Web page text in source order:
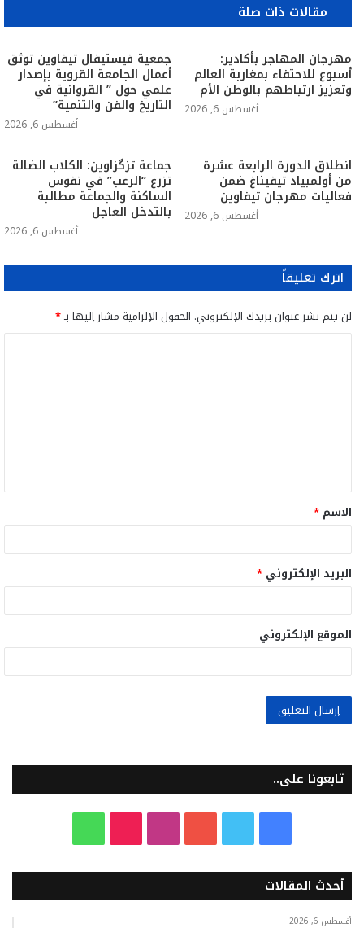
مقالات ذات صلة
جمعية فيستيفال تيفاوين توثق
أعمال الجامعة القروية بإصدار
علمي حول ” القروانية في
التاريخ والفن والتنمية”
أغسطس 6, 2026
مهرجان المهاجر بأكادير:
أسبوع للاحتفاء بمغاربة العالم
وتعزيز ارتباطهم بالوطن الأم
أغسطس 6, 2026
جماعة تزگزاوين: الكلاب الضالة
تزرع “الرعب” في نفوس
الساكنة والجماعة مطالبة
بالتدخل العاجل
أغسطس 6, 2026
انطلاق الدورة الرابعة عشرة
من أولمبياد تيفيناغ ضمن
فعاليات مهرجان تيفاوين
أغسطس 6, 2026
اترك تعليقاً
لن يتم نشر عنوان بريدك الإلكتروني. الحقول الإلزامية مشار إليها بـ*
ق
*
الاسم *
البريد الإلكتروني *
الموقع الإلكتروني
تابعونا على..
س
ي
ت
س
k
ت
أحدث المقالات
أغسطس 6, 2026